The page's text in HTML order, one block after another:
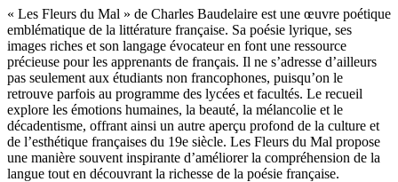
« Les Fleurs du Mal » de Charles Baudelaire est une œuvre poétique
emblématique de la littérature française. Sa poésie lyrique, ses
images riches et son langage évocateur en font une ressource
précieuse pour les apprenants de français. Il ne s’adresse d’ailleurs
pas seulement aux étudiants non francophones, puisqu’on le
retrouve parfois au programme des lycées et facultés. Le recueil
explore les émotions humaines, la beauté, la mélancolie et le
décadentisme, offrant ainsi un autre aperçu profond de la culture et
de l’esthétique françaises du 19e siècle. Les Fleurs du Mal propose
une manière souvent inspirante d’améliorer la compréhension de la
langue tout en découvrant la richesse de la poésie française.